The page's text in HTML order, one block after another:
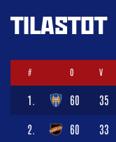
TILASTOT
# O V
1. 60 35
2. 60 33